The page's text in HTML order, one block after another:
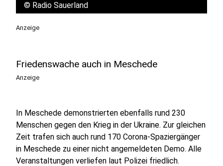
© Radio Sauerland
Anzeige
Friedenswache auch in Meschede
Anzeige
In Meschede demonstrierten ebenfalls rund 230
Menschen gegen den Krieg in der Ukraine. Zur gleichen
Zeit trafen sich auch rund 170 Corona-Spaziergänger
in Meschede zu einer nicht angemeldeten Demo. Alle
Veranstaltungen verliefen laut Polizei friedlich.